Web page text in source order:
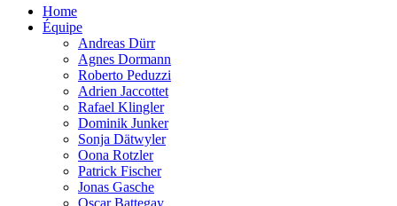
Home
Équipe
Andreas Dürr
Agnes Dormann
Roberto Peduzzi
Adrien Jaccottet
Rafael Klingler
Dominik Junker
Sonja Dätwyler
Oona Rotzler
Patrick Fischer
Jonas Gasche
Oscar Battegay